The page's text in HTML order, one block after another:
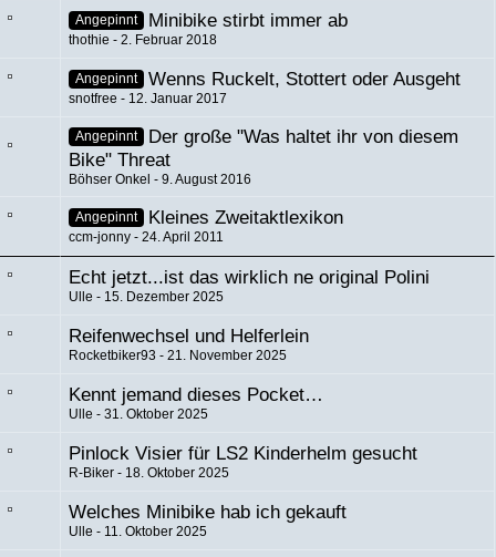
Angepinnt Minibike stirbt immer ab
thothie 2. Februar 2018
Angepinnt Wenns Ruckelt, Stottert oder Ausgeht
snotfree 12. Januar 2017
Angepinnt
Der große "Was haltet ihr von diesem
Bike" Threat
Böhser Onkel 9. August 2016
Angepinnt Kleines Zweitaktlexikon
ccm-jonny 24. April 2011
Echt jetzt...ist das wirklich ne original Polini
Ulle 15. Dezember 2025
Reifenwechsel und Helferlein
Rocketbiker93 21. November 2025
Kennt jemand dieses Pocket…
Ulle 31. Oktober 2025
Pinlock Visier für LS2 Kinderhelm gesucht
R-Biker 18. Oktober 2025
Welches Minibike hab ich gekauft
Ulle 11. Oktober 2025